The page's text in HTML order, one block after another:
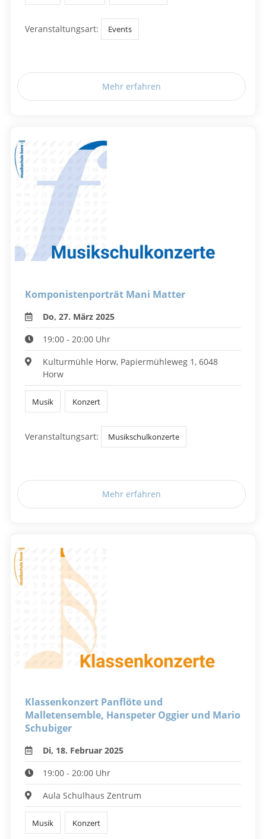
Veranstaltungsart: Events
Mehr erfahren
Komponistenporträt Mani Matter
Do, 27. März 2025
19:00 - 20:00 Uhr
Kulturmühle Horw, Papiermühleweg 1, 6048
Horw
Musik Konzert
Veranstaltungsart: Musikschulkonzerte
Mehr erfahren
Klassenkonzert Panflöte und
Malletensemble, Hanspeter Oggier und Mario
Schubiger
Di, 18. Februar 2025
19:00 - 20:00 Uhr
Aula Schulhaus Zentrum
Musik Konzert